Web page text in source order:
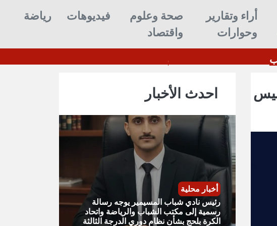
أراء وتقارير
وحوارات
صحة وعلوم
واقتصاد
فيديوهات رياضة
احدث الأخبار
أخبار محلية
رئيس نادي شباب المسيمير يوجه رسالة
رسمية إلى مكتب الشباب والرياضة واتحاد
الكرة بلحج بشأن نظام دوري الدرجة الثالثة